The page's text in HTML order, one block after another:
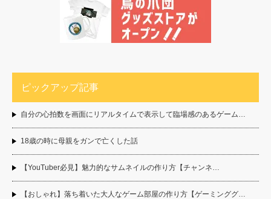
ピックアップ記事
自分の心拍数を画面にリアルタイムで表示して臨場感のあるゲーム…
18歳の時に母親をガンで亡くした話
【YouTuber必見】魅力的なサムネイルの作り方【チャンネ…
【おしゃれ】落ち着いた大人なゲーム部屋の作り方【ゲーミンググ…